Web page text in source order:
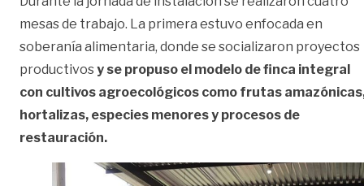
mesas de trabajo. La primera estuvo enfocada en
soberanía alimentaria, donde se socializaron proyectos
productivosy se propuso el modelo de finca integral
con cultivos agroecológicos como frutas
hortalizas, especies menores y procesos de
restauración.